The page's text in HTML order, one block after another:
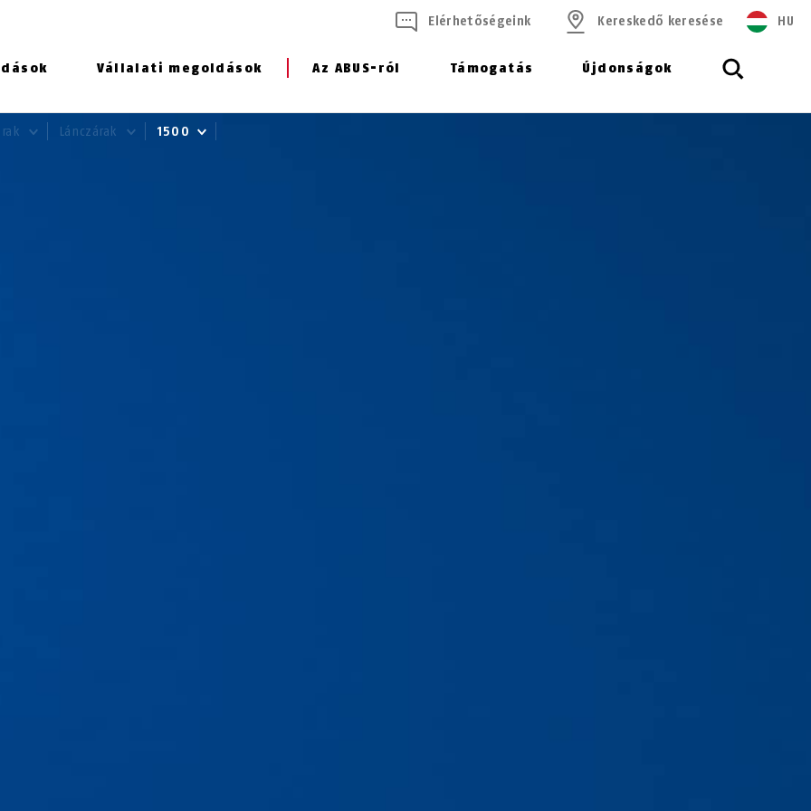
Vállalati megoldások Az ABUS-ról Támogatás Újdonságok
Elérhetőségeink Kereskedő keresése HU
Lánczárak 1500